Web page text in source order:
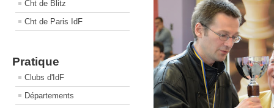
Cht de Blitz
Cht de Paris IdF
Pratique
Clubs d'IdF
Départements